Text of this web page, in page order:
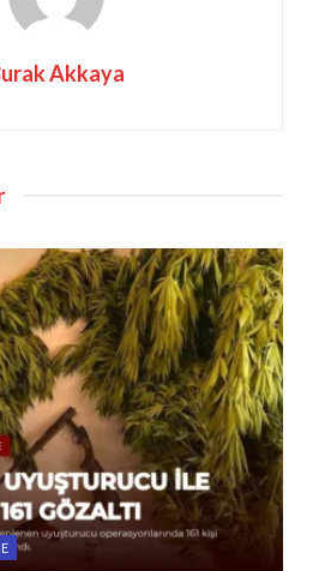
Akkaya